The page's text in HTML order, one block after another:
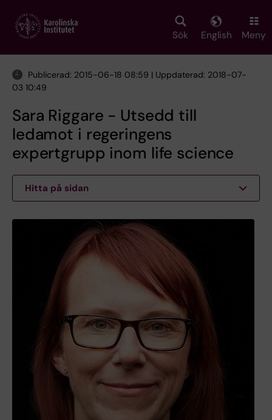
main
Sök English Meny
Publicerad: 2015-06-18 08:59 | Uppdaterad: 2018-07-
03 10:49
Sara Riggare - Utsedd till
ledamot i regeringens
expertgrupp inom life science
Hitta på sidan